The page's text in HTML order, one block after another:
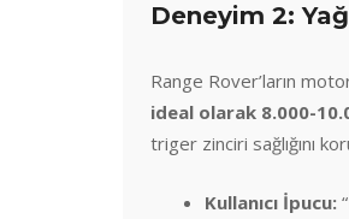
Deneyim 2: Yağ
Range Rover’ların
ideal olarak 8.000-
triger zinciri sağlığını
Kullanıcı İpucu: